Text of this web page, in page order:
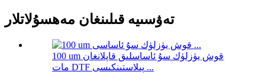
تەۋسىيە قىلىنغان مەھسۇلاتلار
100 um قوش يۈزلۈك سۇ ئاساسلىق قاپلانغان
مات DTF پىلاستىنكىسى ...